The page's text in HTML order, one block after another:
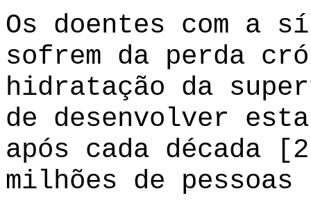
Os doentes com a
sofrem da perda
hidratação da
de desenvolver esta
após cada década
milhões de